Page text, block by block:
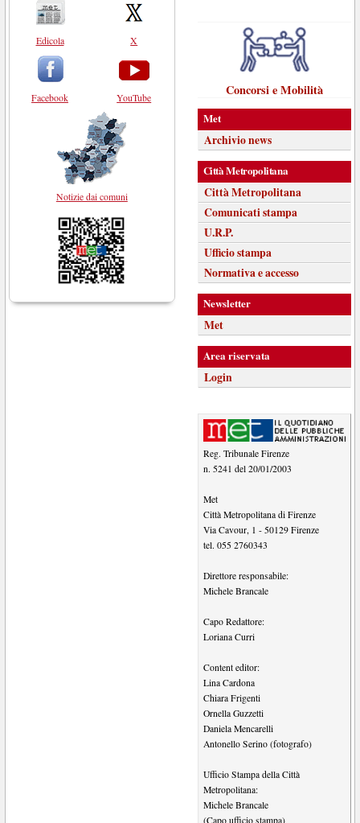
Edicola
Facebook
X
YouTube
Notizie dai comuni
Concorsi e Mobilità
Met
Archivio news
Città Metropolitana
Città Metropolitana
Comunicati stampa
U.R.P.
Ufficio stampa
Normativa e accesso
Newsletter
Met
Area riservata
Login
Reg. Tribunale Firenze
n. 5241 del 20/01/2003
Met
Città Metropolitana di Firenze
Via Cavour, 1 - 50129 Firenze
tel. 055 2760343
Direttore responsabile:
Michele Brancale
Capo Redattore:
Loriana Curri
Content editor:
Lina Cardona
Chiara Frigenti
Ornella Guzzetti
Daniela Mencarelli
Antonello Serino (fotografo)
Ufficio Stampa della Città
Metropolitana:
Michele Brancale
(Capo ufficio stampa)